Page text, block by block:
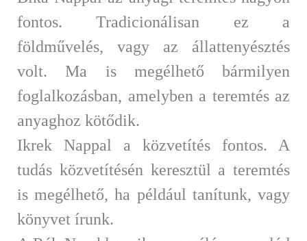
fontos. Tradicionálisan ez a
földművelés, vagy az állattenyésztés
volt. Ma is megélhető bármilyen
foglalkozásban, amelyben a teremtés az
anyaghoz kötődik.
Ikrek Nappal a közvetítés fontos. A
tudás közvetítésén keresztül a teremtés
is megélhető, ha például tanítunk, vagy
könyvet írunk.